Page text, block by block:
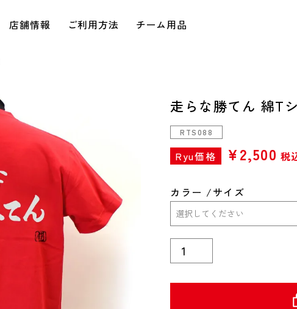
店舗情報 ご利用方法 チーム用品
走らな勝てん 綿T
RTS088
Ryu価格 ¥2,500 税
カラー サイズ